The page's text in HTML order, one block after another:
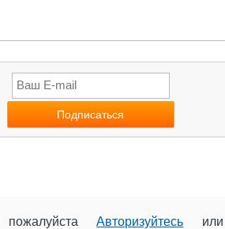
пожалуйстаАвторизуйтесь или